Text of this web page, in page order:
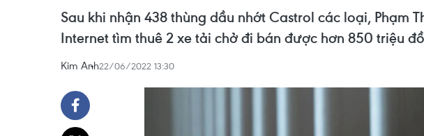
Sau khi nhận 438 thùng dầu nhớt Castrol các loại, Phạm
Internet tìm thuê 2 xe tải chở đi bán được hơn 850 triệu
Kim Anh22/06/2022 13:30